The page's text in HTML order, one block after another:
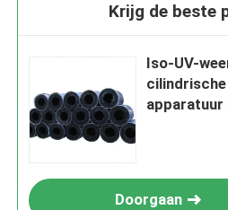
Krijg de beste
Iso-UV-
apparatuur
Doorgaan